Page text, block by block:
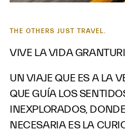
THE OTHERS JUST TRAVEL.
VIVE LA VIDA
UN VIAJE QUE ES A LA
QUE GUÍA LOS
INEXPLORADOS,
NECESARIA ES LA